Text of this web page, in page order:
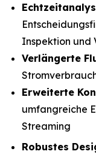
Inspektion und
Verlängerte
Erweiterte
umfangreiche
Streaming
Robustes